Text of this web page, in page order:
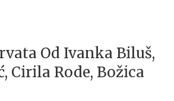
Od Ivanka Biluš,
Cirila Rode, Božica